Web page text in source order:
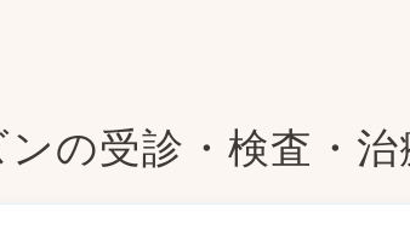
の受診・検査・